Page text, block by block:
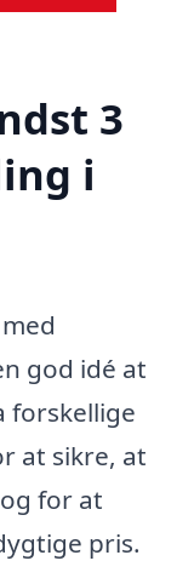
3
i
god idé at
forskellige
at sikre, at
for at
pris.